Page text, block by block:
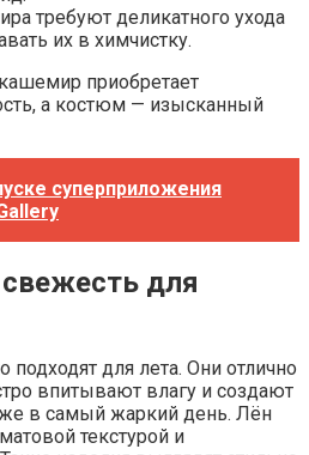
требуют деликатного ухода
их в химчистку.
приобретает
а костюм — изысканный
суперприложения
для
для лета. Они отлично
впитывают влагу и создают
в самый жаркий день. Лён
текстурой и